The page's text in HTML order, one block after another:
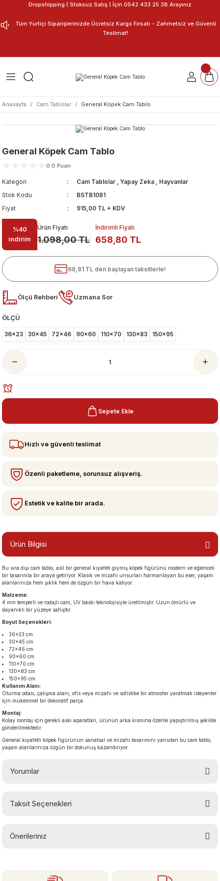
Dropshipping ( Stoksuz Satış ) İçin 0542 433 25 38 Arayınız
Tüm Yurtiçi Siparişlerinizde Ücretsiz Kargo Fırsatı - Zahmetsiz ve Güvenli
Teslimat!
Manzaraları
Anasayfa Cam Tablolar General Köpek Cam Tablo
General Köpek Cam Tablo
0.0 Puan
Kategori Cam Tablolar , Yapay Zeka , Hayvanlar
Stok Kodu
BSTB1081
Fiyat
915,00 TL + KDV
%40
indirim
Ürün Fiyatı
1.098,00 TL
İndirimli Fiyatı
658,80 TL
68,81 TL den başlayan taksitlerle!
Ölçü Rehberi Uzmana Sor
ÖLÇÜ
36x23 30x45 72x46 90x60 110x70 130x83 150x95
Sepete Ekle
Hızlı ve güvenli teslimat
Özenli paketleme, sorunsuz alışveriş.
Estetik ve kalite bir arada.
Ürün Bilgisi
Bu sıra dışı cam tablo, asil bir general kıyafeti giymiş köpek figürünü modern ve eğlenceli
bir tasarımla bir araya getiriyor. Klasik ve mizahi unsurları harmanlayan bu eser, yaşam
alanlarınıza hem şıklık hem de özgün bir hava katıyor.
Malzeme:
4 mm temperli ve rodajlı cam, UV baskı teknolojisiyle üretilmiştir. Uzun ömürlü ve
dayanıklı bir yüzeye sahiptir.
Boyut Seçenekleri:
36×23 cm
30×45 cm
72×46 cm
90×60 cm
110×70 cm
130×83 cm
150×95 cm
Kullanım Alanı:
Oturma odası, çalışma alanı, ofis veya mizahi ve sofistike bir atmosfer yaratmak isteyenler
için mükemmel bir dekoratif parça.
Montaj:
Kolay montaj için gerekli askı aparatları, ürünün arka kısmına özenle yapıştırılmış şekilde
gönderilmektedir.
General kıyafetli köpek figürünün sanatsal ve mizahi tasarımını yansıtan bu cam tablo,
yaşam alanlarınıza özgün bir dokunuş kazandırıyor.
Yorumlar
Taksit Seçenekleri
Önerileriniz